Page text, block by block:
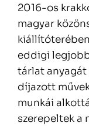
2016-os
magyar
eddigi
tárlat anyagát
díjazott
munkái
szerepeltek a